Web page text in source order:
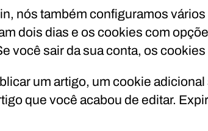
nós também configuramos
dois dias e os cookies com
você sair da sua conta, os
um artigo, um cookie
que você acabou de editar.